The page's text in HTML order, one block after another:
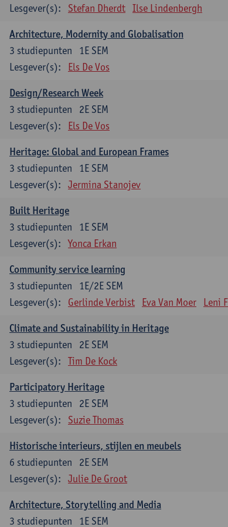
Lesgever(s):
Stefan Dherdt Ilse Lindenbergh
Architecture, Modernity and Globalisation
1E SEM
3 studiepunten
Lesgever(s):
Els De Vos
Design/Research Week
2E SEM
3 studiepunten
Lesgever(s):
Els De Vos
Heritage: Global and European Frames
1E SEM
3 studiepunten
Lesgever(s):
Jermina Stanojev
Built Heritage
1E SEM
3 studiepunten
Lesgever(s):
Yonca Erkan
Community service learning
1E/2E SEM
3 studiepunten
Lesgever(s):
Gerlinde Verbist Eva Van Moer Leni
Climate and Sustainability in Heritage
2E SEM
3 studiepunten
Lesgever(s):
Tim De Kock
Participatory Heritage
2E SEM
3 studiepunten
Lesgever(s):
Suzie Thomas
Historische interieurs, stijlen en meubels
2E SEM
6 studiepunten
Lesgever(s):
Julie De Groot
Architecture, Storytelling and Media
1E SEM
3 studiepunten